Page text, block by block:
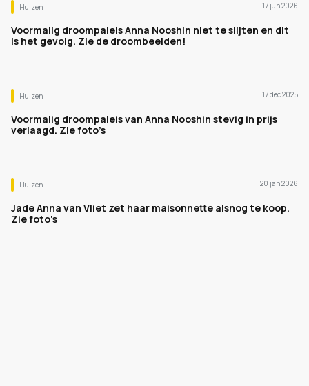
Huizen 17 jun 2026
Voormalig droompaleis Anna Nooshin niet te slijten en dit
is het gevolg. Zie de droombeelden!
Huizen 17 dec 2025
Voormalig droompaleis van Anna Nooshin stevig in prijs
verlaagd. Zie foto’s
Huizen 20 jan 2026
Jade Anna van Vliet zet haar maisonnette alsnog te koop.
Zie foto's